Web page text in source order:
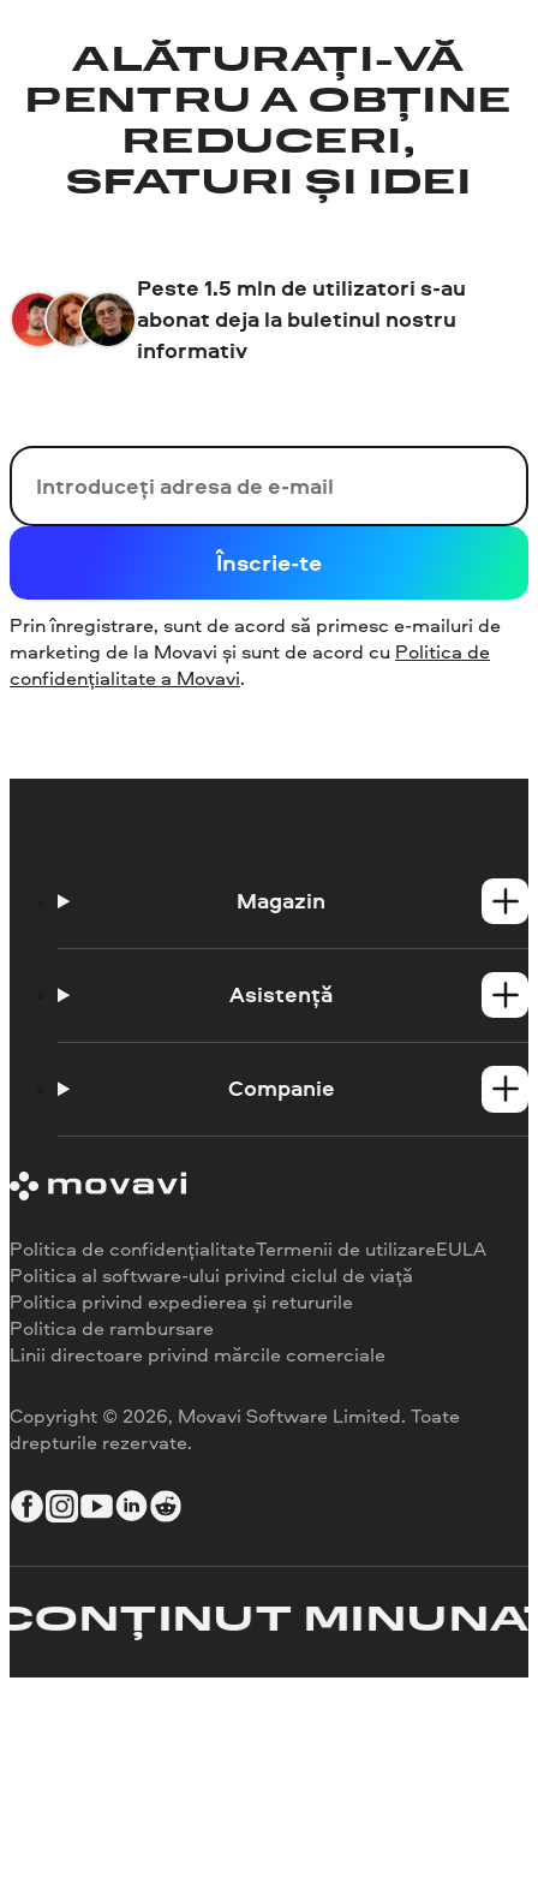
ALĂTURAȚI-VĂ
PENTRU A OBȚINE
REDUCERI,
SFATURI ȘI IDEI
Peste 1.5 mln de utilizatori s-au
abonat deja la buletinul nostru
informativ
E-mail-ul tău
Înscrie-te
Prin înregistrare, sunt de acord să primesc e-mailuri de
marketing de la Movavi și sunt de acord cu Politica de
confidențialitate a Movavi.
Magazin
Produse Mac
Asistență
Cerințe de sistemCompanie
Copyright © 2026, Movavi Software Limited. Toate
drepturile rezervate.
Politica de confidențialitateTermenii de utilizareEULA
Politica al software-ului privind ciclul de viață
Politica privind expedierea și retururile
Politica de rambursare
Linii directoare privind mărcile comerciale
MINUNAT